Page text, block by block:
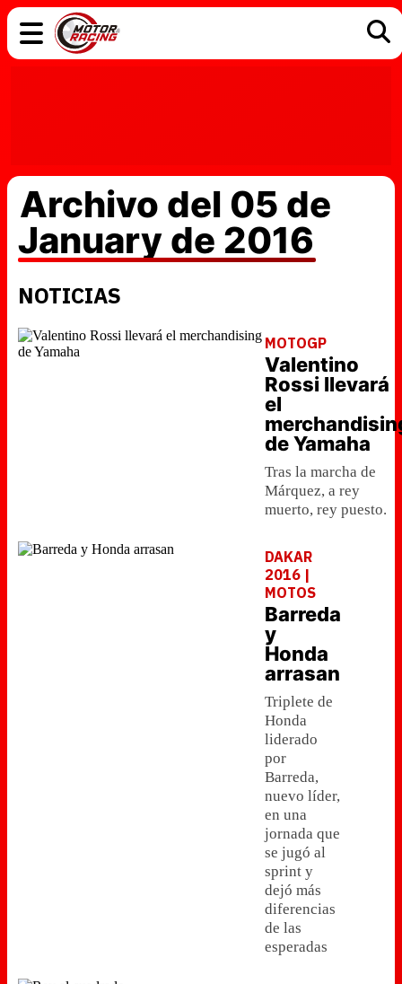
Archivo del 05 de
January de 2016
NOTICIAS
MOTOGP
Valentino
Rossi llevará
el
de Yamaha
Tras la marcha de
Márquez, a rey
muerto, rey puesto.
DAKAR
2016 |
MOTOS
Barreda
y
Honda
arrasan
Triplete de
Honda
liderado
por
Barreda,
nuevo líder,
en una
jornada que
se jugó al
sprint y
dejó más
diferencias
de las
esperadas